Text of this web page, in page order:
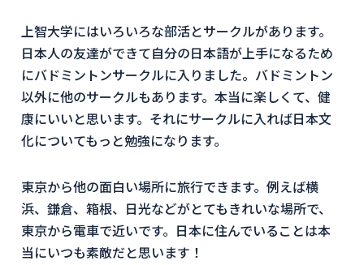
上智大学にはいろいろな部活とサークルがあります。
日本人の友達ができて自分の日本語が上手になるため
にバドミントンサークルに入りました。バドミントン
以外に他のサークルもあります。本当に楽しくて、健
康にいいと思います。それにサークルに入れば日本文
化についてもっと勉強になります。
東京から他の面白い場所に旅行できます。例えば横
浜、鎌倉、箱根、日光などがとてもきれいな場所で、
東京から電車で近いです。日本に住んでいることは本
当にいつも素敵だと思います！